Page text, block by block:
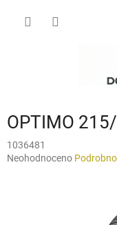
OPTIMO
1036481
Průměrné
Neohodnoceno